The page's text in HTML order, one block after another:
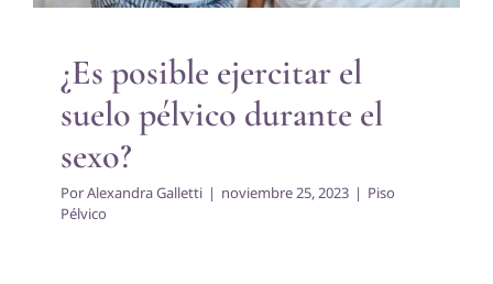
¿Es posible ejercitar el
suelo pélvico durante el
sexo?
PorAlexandra Galletti | noviembre 25, 2023 | Piso
Pélvico